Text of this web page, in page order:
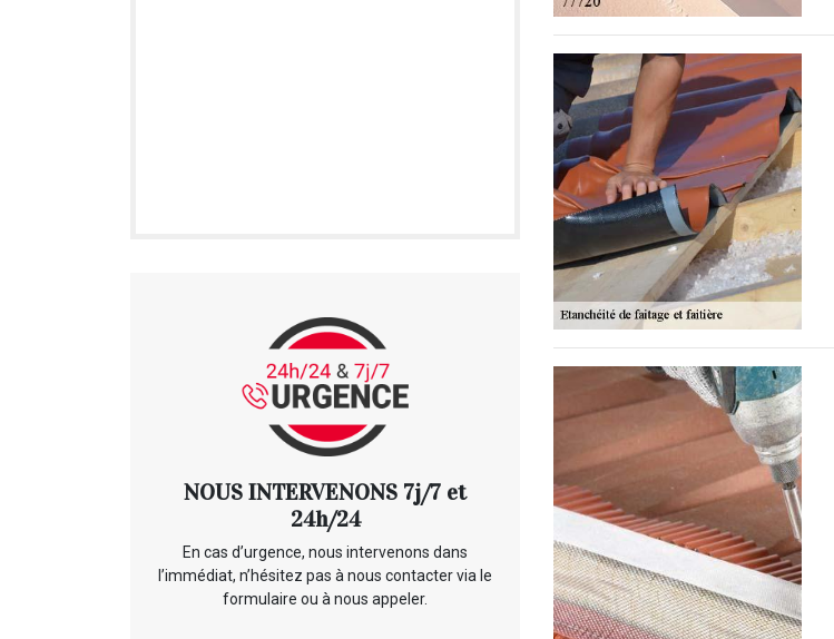
NOUS INTERVENONS 7j/7 et
24h/24
En cas d’urgence, nous intervenons dans
l’immédiat, n’hésitez pas à nous contacter via le
formulaire ou à nous appeler.